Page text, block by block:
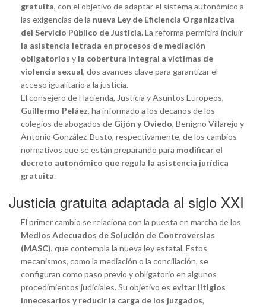
gratuita, con el objetivo de adaptar el sistema autonómico a
las exigencias de la nueva Ley de Eficiencia Organizativa
del Servicio Público de Justicia. La reforma permitirá incluir
la asistencia letrada en procesos de mediación
obligatorios y la cobertura integral a víctimas de
violencia sexual, dos avances clave para garantizar el
acceso igualitario a la justicia.
El consejero de Hacienda, Justicia y Asuntos Europeos,
Guillermo Peláez, ha informado a los decanos de los
colegios de abogados de Gijón y Oviedo, Benigno Villarejo y
Antonio González-Busto, respectivamente, de los cambios
normativos que se están preparando para modificar el
decreto autonómico que regula la asistencia jurídica
gratuita.
Justicia gratuita adaptada al siglo XXI
El primer cambio se relaciona con la puesta en marcha de los
Medios Adecuados de Solución de Controversias
(MASC), que contempla la nueva ley estatal. Estos
mecanismos, como la mediación o la conciliación, se
configuran como paso previo y obligatorio en algunos
procedimientos judiciales. Su objetivo es evitar litigios
innecesarios y reducir la carga de los juzgados,